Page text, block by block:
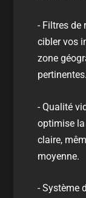
- Filtres de
cibler vos
zone
pertinentes.
- Qualité
optimise
claire,
moyenne.
- Système